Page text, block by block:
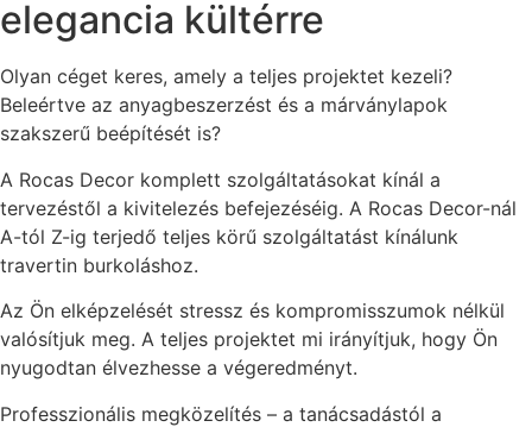
elegancia kültérre
Olyan céget keres, amely a teljes projektet kezeli?
Beleértve az anyagbeszerzést és a márványlapok
szakszerű beépítését is?
A Rocas Decor komplett szolgáltatásokat kínál a
tervezéstől a kivitelezés befejezéséig. A Rocas Decor-nál
A-tól Z-ig terjedő teljes körű szolgáltatást kínálunk
travertin burkoláshoz.
Az Ön elképzelését stressz és kompromisszumok nélkül
valósítjuk meg. A teljes projektet mi irányítjuk, hogy Ön
nyugodtan élvezhesse a végeredményt.
Professzionális megközelítés – a tanácsadástól a